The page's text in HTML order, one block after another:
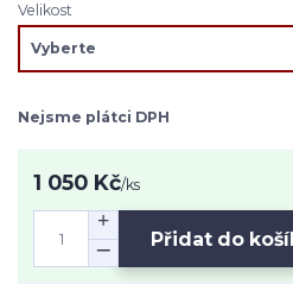
Velikost
Nejsme plátci DPH
1 050 Kč/ks
Přidat do